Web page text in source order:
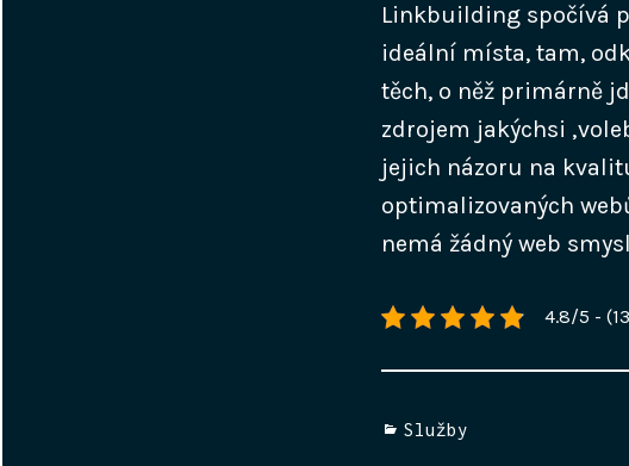
Linkbuilding spočívá
ideální místa, tam,
těch, o něž primárně
zdrojem jakýchsi
jejich názoru na
optimalizovaných
nemá žádný web
4.8/5 -
Categories
Služby